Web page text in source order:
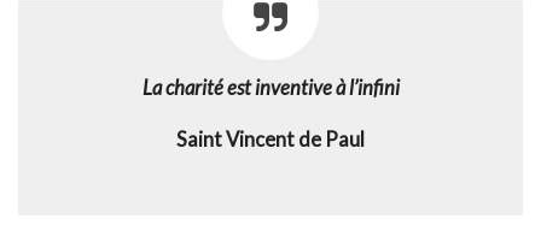
La charité est inventive à l’infini
Saint Vincent de Paul